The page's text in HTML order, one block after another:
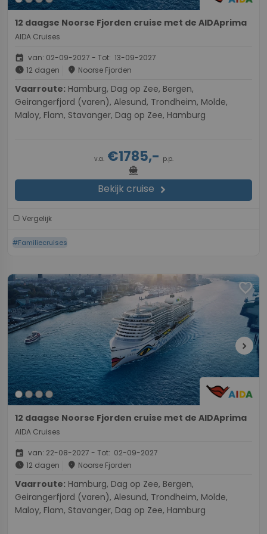
12 daagse Noorse Fjorden cruise met de AIDAprima
AIDA Cruises
event van: 02-09-2027 - Tot: 13-09-2027
schedule 12 dagen place Noorse Fjorden
Vaarroute:
Geirangerfjord (varen), Alesund, Trondheim, Molde,
Maloy, Flam, Stavanger, Dag op Zee, Hamburg
v.a.€1785,- p.p.
directions_boat
Bekijk cruise chevron_right
Vergelijk
#Familiecruises
favorite
chevron_right
12 daagse Noorse Fjorden cruise met de AIDAprima
AIDA Cruises
event van: 22-08-2027 - Tot: 02-09-2027
schedule 12 dagen place Noorse Fjorden
Vaarroute:
Geirangerfjord (varen), Alesund, Trondheim, Molde,
Maloy, Flam, Stavanger, Dag op Zee, Hamburg